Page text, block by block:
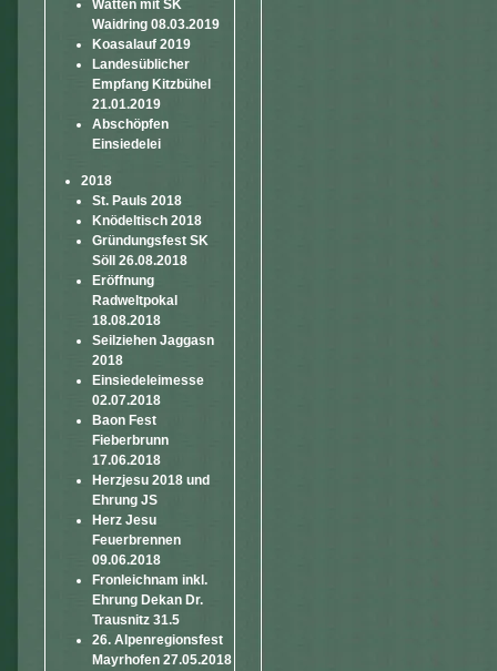
Watten mit SK
Waidring 08.03.2019
Koasalauf 2019
Landesüblicher
Empfang Kitzbühel
21.01.2019
Abschöpfen
Einsiedelei
2018
St. Pauls 2018
Knödeltisch 2018
Gründungsfest SK
Söll 26.08.2018
Eröffnung
Radweltpokal
18.08.2018
Seilziehen Jaggasn
2018
Einsiedeleimesse
02.07.2018
Baon Fest
Fieberbrunn
17.06.2018
Herzjesu 2018 und
Ehrung JS
Herz Jesu
Feuerbrennen
09.06.2018
Fronleichnam inkl.
Ehrung Dekan Dr.
Trausnitz 31.5
26. Alpenregionsfest
Mayrhofen 27.05.2018